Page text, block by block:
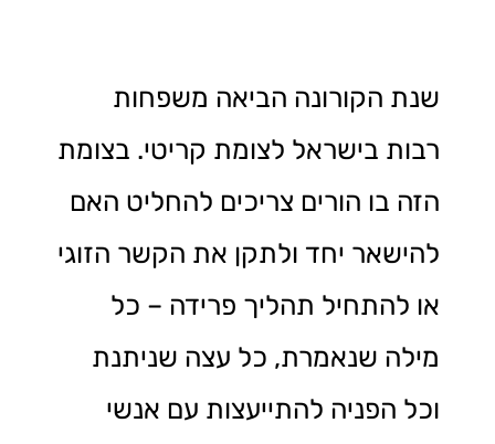
שנת הקורונה הביאה משפחות
רבות בישראל לצומת קריטי. בצומת
הזה בו הורים צריכים להחליט האם
להישאר יחד ולתקן את הקשר הזוגי
או להתחיל תהליך פרידה – כל
מילה שנאמרת, כל עצה שניתנת
וכל הפניה להתייעצות עם אנשי